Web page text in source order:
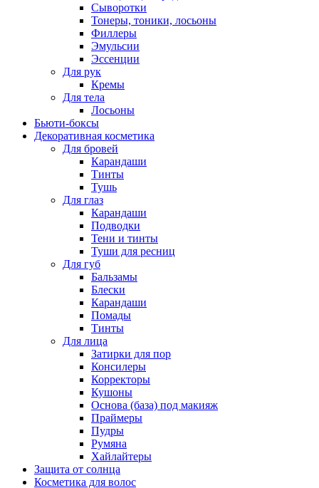
Сыворотки
Тонеры, тоники, лосьоны
Филлеры
Эмульсии
Эссенции
Для рук
Кремы
Для тела
Лосьоны
Бьюти-боксы
Декоративная косметика
Для бровей
Карандаши
Тинты
Тушь
Для глаз
Карандаши
Подводки
Тени и тинты
Туши для ресниц
Для губ
Бальзамы
Блески
Карандаши
Помады
Тинты
Для лица
Затирки для пор
Консилеры
Корректоры
Кушоны
Основа (база) под макияж
Праймеры
Пудры
Румяна
Хайлайтеры
Защита от солнца
Косметика для волос